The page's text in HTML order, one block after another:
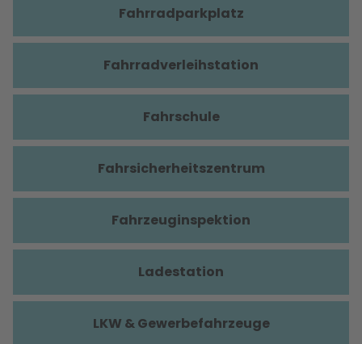
Fahrradparkplatz
Fahrradverleihstation
Fahrschule
Fahrsicherheitszentrum
Fahrzeuginspektion
Ladestation
LKW & Gewerbefahrzeuge